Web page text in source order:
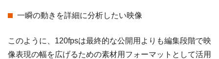
一瞬の動きを詳細に分析したい映像
このように、120fpsは最終的な公開用よりも編集段階で映
像表現の幅を広げるための素材用フォーマットとして活用